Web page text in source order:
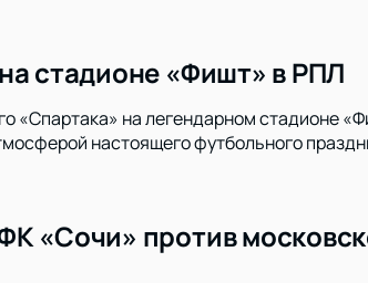
стадионе «Фишт» в РПЛ
на легендарном стадионе
настоящего футбольного
«Сочи» против